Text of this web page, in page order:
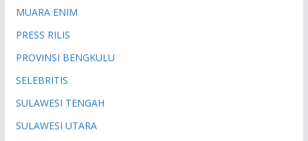
MUARA ENIM
PRESS RILIS
PROVINSI BENGKULU
SELEBRITIS
SULAWESI TENGAH
SULAWESI UTARA